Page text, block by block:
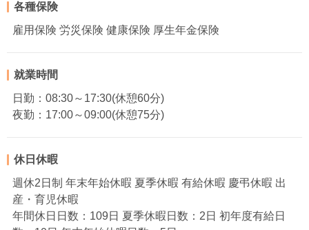
各種保険
雇用保険 労災保険 健康保険 厚生年金保険
就業時間
日勤：08:30～17:30(休憩60分)
夜勤：17:00～09:00(休憩75分)
休日休暇
週休2日制 年末年始休暇 夏季休暇 有給休暇 慶弔休暇 出
産・育児休暇
年間休日日数：109日 夏季休暇日数：2日 初年度有給日